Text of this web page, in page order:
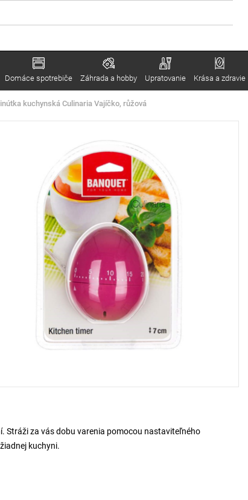
Domáce spotrebiče Záhrada a hobby Upratovanie Krása a zdravie
kuchynská Culinaria Vajíčko, růžová
Stráži za vás dobu varenia pomocou nastaviteľného
kuchyni.